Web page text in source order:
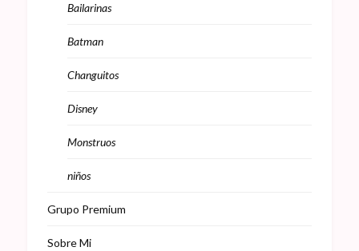
Bailarinas
Batman
Changuitos
Disney
Monstruos
niños
Grupo Premium
Sobre Mi